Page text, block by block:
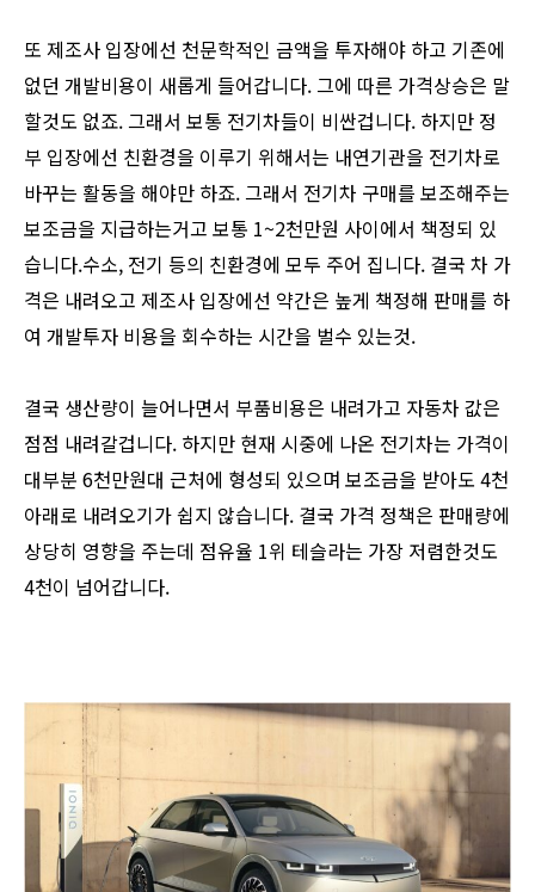
또 제조사 입장에선 천문학적인 금액을 투자해야 하고 기존에
없던 개발비용이 새롭게 들어갑니다. 그에 따른 가격상승은 말
할것도 없죠. 그래서 보통 전기차들이 비싼겁니다. 하지만 정
부 입장에선 친환경을 이루기 위해서는 내연기관을 전기차로
바꾸는 활동을 해야만 하죠. 그래서 전기차 구매를 보조해주는
보조금을 지급하는거고 보통 1~2천만원 사이에서 책정되 있
습니다.수소, 전기 등의 친환경에 모두 주어 집니다. 결국 차 가
격은 내려오고 제조사 입장에선 약간은 높게 책정해 판매를 하
여 개발투자 비용을 회수하는 시간을 벌수 있는것.
결국 생산량이 늘어나면서 부품비용은 내려가고 자동차 값은
점점 내려갈겁니다. 하지만 현재 시중에 나온 전기차는 가격이
대부분 6천만원대 근처에 형성되 있으며 보조금을 받아도 4천
아래로 내려오기가 쉽지 않습니다. 결국 가격 정책은 판매량에
상당히 영향을 주는데 점유율 1위 테슬라는 가장 저렴한것도
4천이 넘어갑니다.